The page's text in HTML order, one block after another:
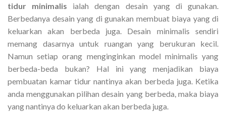
tidur minimalis ialah dengan desain yang di gunakan.
Berbedanya desain yang di gunakan membuat biaya yang di
keluarkan akan berbeda juga. Desain minimalis sendiri
memang dasarnya untuk ruangan yang berukuran kecil.
Namun setiap orang menginginkan model minimalis yang
berbeda-beda bukan? Hal ini yang menjadikan biaya
pembuatan kamar tidur nantinya akan berbeda juga. Ketika
anda menggunakan pilihan desain yang berbeda, maka biaya
yang nantinya do keluarkan akan berbeda juga.